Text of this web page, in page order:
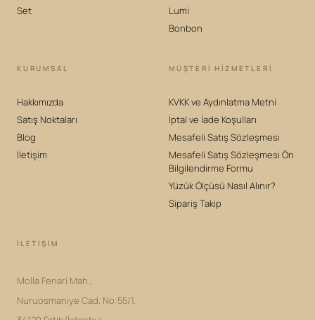
Set
Lumi
Bonbon
KURUMSAL
Hakkımızda
Satış Noktaları
Blog
İletişim
MÜŞTERİ HİZMETLERİ
KVKK ve Aydınlatma Metni
İptal ve İade Koşulları
Mesafeli Satış Sözleşmesi
Mesafeli Satış Sözleşmesi Ön
Bilgilendirme Formu
Yüzük Ölçüsü Nasıl Alınır?
Sipariş Takip
İLETIŞIM
Molla Fenari Mah.,
Nuruosmaniye Cad. No:55/1,